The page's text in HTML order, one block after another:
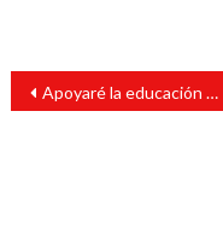
Navegación
entradas
Apoyaré la educación como siempre lo he hecho: Paola Tenorio